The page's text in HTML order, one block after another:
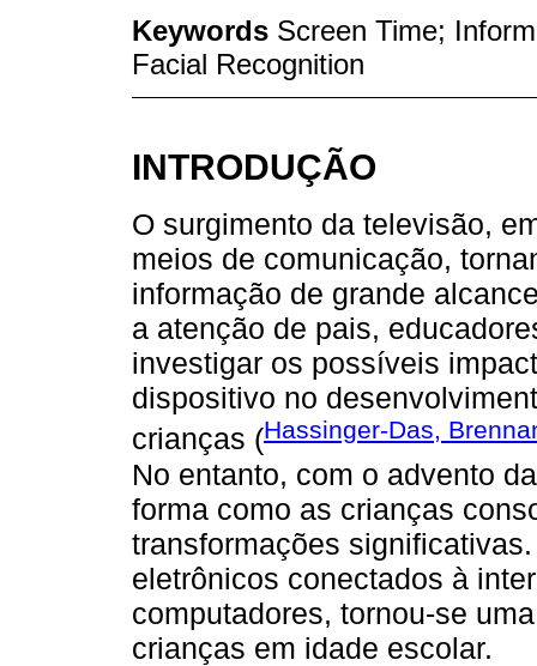
Keywords Screen Time;
Facial Recognition
INTRODUÇÃO
O surgimento da televisão,
meios de comunicação,
informação de grande
a atenção de pais,
investigar os possíveis
dispositivo no
crianças (Hassinger-Das,
No entanto, com o advento
forma como as crianças
transformações
eletrônicos conectados à
computadores, tornou-se
crianças em idade escolar.